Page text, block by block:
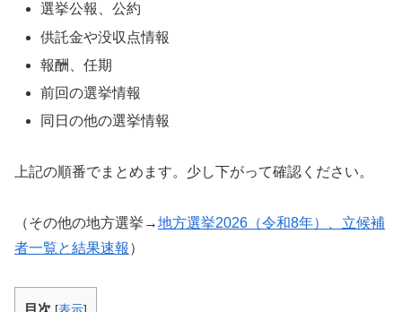
選挙公報、公約
供託金や没収点情報
報酬、任期
前回の選挙情報
同日の他の選挙情報
上記の順番でまとめます。少し下がって確認ください。
（その他の地方選挙→地方選挙2026（令和8年）、立候補
者一覧と結果速報 ）
目次